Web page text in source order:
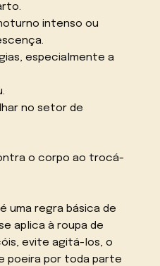
intenso ou
especialmente a
no setor de
o corpo ao trocá-
uma regra básica de
aplica à roupa de
evite agitá-los, o
poeira por toda parte